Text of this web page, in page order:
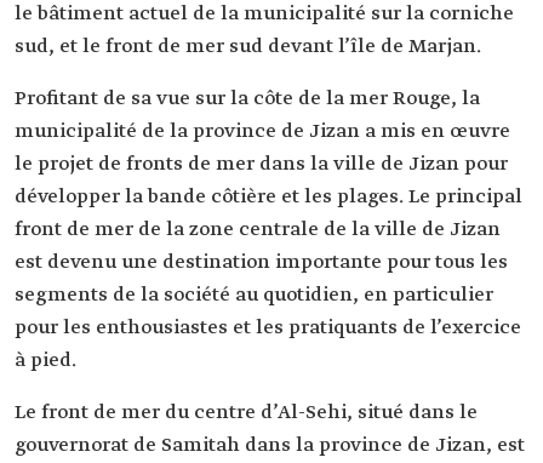
le bâtiment actuel de la municipalité sur la corniche
sud, et le front de mer sud devant l’île de Marjan.
Profitant de sa vue sur la côte de la mer Rouge, la
municipalité de la province de Jizan a mis en œuvre
le projet de fronts de mer dans la ville de Jizan pour
développer la bande côtière et les plages. Le principal
front de mer de la zone centrale de la ville de Jizan
est devenu une destination importante pour tous les
segments de la société au quotidien, en particulier
pour les enthousiastes et les pratiquants de l’exercice
Le front de mer du centre d’Al-Sehi, situé dans le
gouvernorat de Samitah dans la province de Jizan, est